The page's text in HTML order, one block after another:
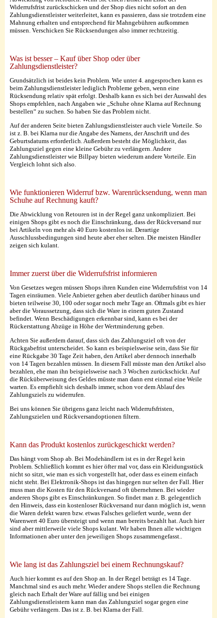
Widerrufsfrist zurückschicken und der Shop dies nicht sofort an den
Zahlungsdienstleister weiterleitet, kann es passieren, dass sie trotzdem eine
Mahnung erhalten und entsprechend für Mahngebühren aufkommen
müssen. Verschicken Sie Rücksendungen also immer rechtzeitig.
Was ist besser – Kauf über Shop oder über
Zahlungsdienstleister?
Grundsätzlich ist beides kein Problem. Wie unter 4. angesprochen kann es
beim Zahlungsdienstleister lediglich Probleme geben, wenn eine
Rücksendung relativ spät erfolgt. Deshalb kann es sich bei der Auswahl des
Shops empfehlen, nach Angaben wie „Schuhe ohne Klarna auf Rechnung
bestellen“ zu suchen. So haben Sie das Problem nicht.
Auf der anderen Seite bieten Zahlungsdienstleister auch viele Vorteile. So
ist z. B. bei Klarna nur die Angabe des Namens, der Anschrift und des
Geburtsdatums erforderlich. Außerdem besteht die Möglichkeit, das
Zahlungsziel gegen eine kleine Gebühr zu verlängern. Andere
Zahlungsdienstleister wie Billpay bieten wiederum andere Vorteile. Ein
Vergleich lohnt sich also.
Wie funktionieren Widerruf bzw. Warenrücksendung, wenn man
Schuhe auf Rechnung kauft?
Die Abwicklung von Retouren ist in der Regel ganz unkompliziert. Bei
einigen Shops gibt es noch die Einschränkung, dass der Rückversand nur
bei Artikeln von mehr als 40 Euro kostenlos ist. Derartige
Ausschlussbedingungen sind heute aber eher selten. Die meisten Händler
zeigen sich kulant.
Immer zuerst über die Widerrufsfrist informieren
Von Gesetzes wegen müssen Shops ihren Kunden eine Widerrufsfrist von 14
Tagen einräumen. Viele Anbieter gehen aber deutlich darüber hinaus und
bieten teilweise 30, 100 oder sogar noch mehr Tage an. Oftmals gibt es hier
aber die Voraussetzung, dass sich die Ware in einem guten Zustand
befindet. Wenn Beschädigungen erkennbar sind, kann es bei der
Rückerstattung Abzüge in Höhe der Wertminderung geben.
Achten Sie außerdem darauf, dass sich das Zahlungsziel oft von der
Rückgabefrist unterscheidet. So kann es beispielsweise sein, dass Sie für
eine Rückgabe 30 Tage Zeit haben, den Artikel aber dennoch innerhalb
von 14 Tagen bezahlen müssen. In diesem Fall müsste man den Artikel also
bezahlen, ehe man ihn beispielsweise nach 3 Wochen zurückschickt. Auf
die Rücküberweisung des Geldes müsste man dann erst einmal eine Weile
warten. Es empfiehlt sich deshalb immer, schon vor dem Ablauf des
Zahlungsziels zu widerrufen.
Bei uns können Sie übrigens ganz leicht nach Widerrufsfristen,
Zahlungszielen und Rückversandoptionen filtern.
Kann das Produkt kostenlos zurückgeschickt werden?
Das hängt vom Shop ab. Bei Modehändlern ist es in der Regel kein
Problem. Schließlich kommt es hier öfter mal vor, dass ein Kleidungsstück
nicht so sitzt, wie man es sich vorgestellt hat, oder dass es einem einfach
nicht steht. Bei Elektronik-Shops ist das hingegen nur selten der Fall. Hier
muss man die Kosten für den Rückversand oft übernehmen. Bei wieder
anderen Shops gibt es Einschränkungen. So findet man z. B. gelegentlich
den Hinweis, dass ein kostenloser Rückversand nur dann möglich ist, wenn
die Waren defekt waren bzw. etwas Falsches geliefert wurde, wenn der
Warenwert 40 Euro übersteigt und wenn man bereits bezahlt hat. Auch hier
sind aber mittlerweile viele Shops kulant. Wir haben Ihnen alle wichtigen
Informationen aber unter den jeweiligen Shops zusammengefasst..
Wie lang ist das Zahlungsziel bei einem Rechnungskauf?
Auch hier kommt es auf den Shop an. In der Regel beträgt es 14 Tage.
Manchmal sind es auch mehr. Wieder andere Shops stellen die Rechnung
gleich nach Erhalt der Ware auf fällig und bei einigen
Zahlungsdienstleistern kann man das Zahlungsziel sogar gegen eine
Gebühr verlängern. Das ist z. B. bei Klarna der Fall.